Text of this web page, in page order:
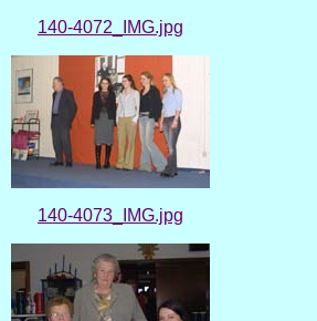
140-4072_IMG.jpg
140-4073_IMG.jpg